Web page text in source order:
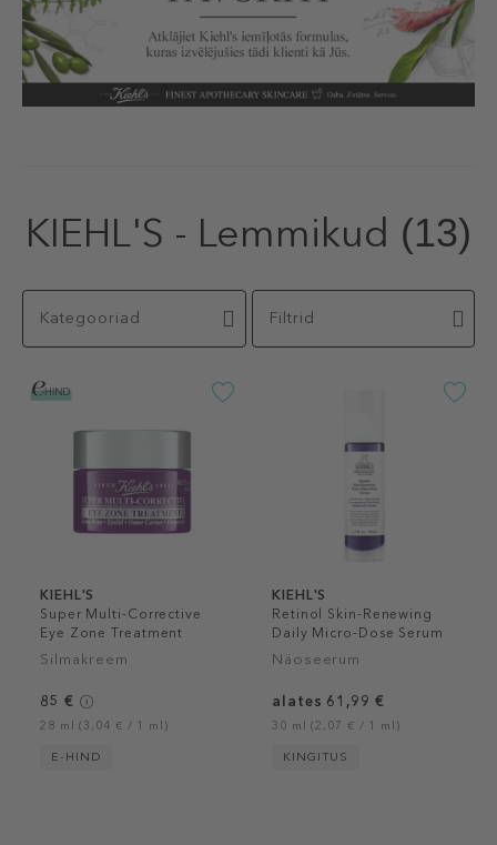
KIEHL'S - Lemmikud (13)
Kategooriad Filtrid
KIEHL'S
Super Multi-Corrective
Eye Zone Treatment
Silmakreem
85 €
28 ml (3,04 € / 1 ml)
E-HIND
KIEHL'S
Retinol Skin-Renewing
Daily Micro-Dose Serum
Näoseerum
alates 61,99 €
30 ml (2,07 € / 1 ml)
KINGITUS